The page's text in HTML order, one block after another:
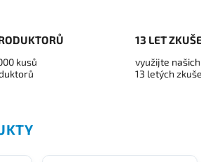
kusů
13 LET
využijte našich
13 letých